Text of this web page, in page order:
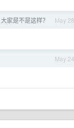
May 28
家是不是这样？
May 24